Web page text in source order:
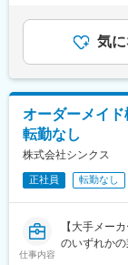
気
オーダーメイ
転勤なし
株式会社シンクス
正社員 転勤なし
仕事内容
【大手メー
のいずれか